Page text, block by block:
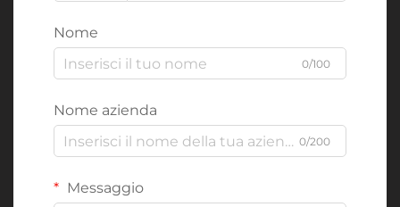
Nome
0/100
Nome azienda
0/200
Messaggio